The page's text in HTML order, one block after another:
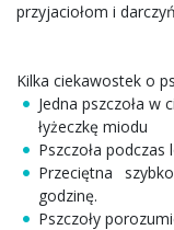
przyjaciołom i
Kilka ciekawostek o
Jedna pszczoła w
łyżeczkę miodu
Pszczoła
Przeciętna
godzinę.
Pszczoły